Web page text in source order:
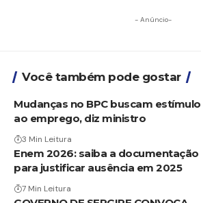
- Anúncio-
Você também pode gostar
Mudanças no BPC buscam estímulo
ao emprego, diz ministro
3 Min Leitura
Enem 2026: saiba a documentação
para justificar ausência em 2025
7 Min Leitura